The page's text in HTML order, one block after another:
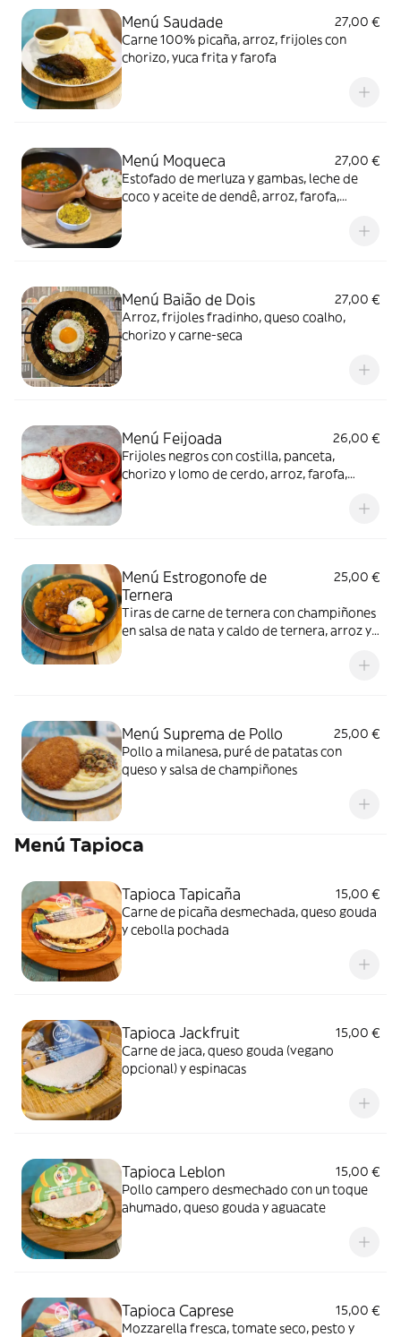
Menú Saudade
27,00 €
Carne 100% picaña, arroz, frijoles con
chorizo, yuca frita y farofa
Menú Moqueca
27,00 €
Estofado de merluza y gambas, leche de
coco y aceite de dendê, arroz, farofa,
Menú Baião de Dois
27,00 €
Arroz, frijoles fradinho, queso coalho,
chorizo y carne-seca
Menú Feijoada
26,00 €
Frijoles negros con costilla, panceta,
chorizo y lomo de cerdo, arroz, farofa,
Menú Estrogonofe de
Ternera
25,00 €
Tiras de carne de ternera con champiñones
en salsa de nata y caldo de ternera, arroz y
Menú Suprema de Pollo
25,00 €
Pollo a milanesa, puré de patatas con
queso y salsa de champiñones
Menú Tapioca
Tapioca Tapicaña
15,00 €
Carne de picaña desmechada, queso gouda
y cebolla pochada
Tapioca Jackfruit
15,00 €
Carne de jaca, queso gouda (vegano
opcional) y espinacas
Tapioca Leblon
15,00 €
Pollo campero desmechado con un toque
ahumado, queso gouda y aguacate
Tapioca Caprese
15,00 €
Mozzarella fresca, tomate seco, pesto y